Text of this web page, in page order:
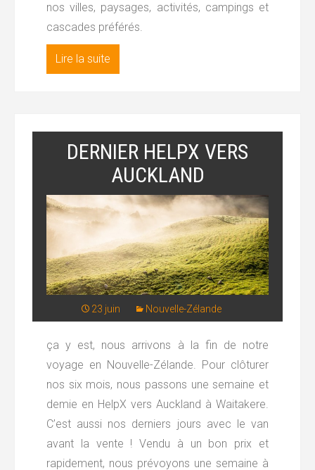
nos villes, paysages, activités, campings et
cascades préférés.
Lire la suite
DERNIER HELPX VERS
AUCKLAND
23 juin Nouvelle-Zélande
ça y est, nous arrivons à la fin de notre
voyage en Nouvelle-Zélande. Pour clôturer
nos six mois, nous passons une semaine et
demie en HelpX vers Auckland à Waitakere.
C’est aussi nos derniers jours avec le van
avant la vente ! Vendu à un bon prix et
rapidement, nous prévoyons une semaine à